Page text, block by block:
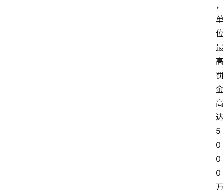
，
单
位
最
高
罚
金
高
达
5
0
0
0
万